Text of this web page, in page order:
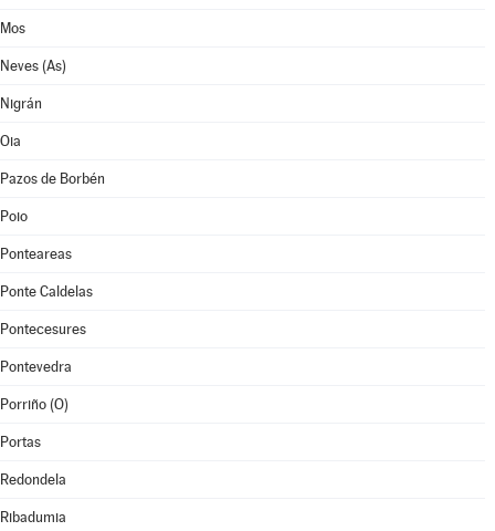
Mos
Neves (As)
Nigrán
Oia
Pazos de Borbén
Poio
Ponteareas
Ponte Caldelas
Pontecesures
Pontevedra
Porriño (O)
Portas
Redondela
Ribadumia